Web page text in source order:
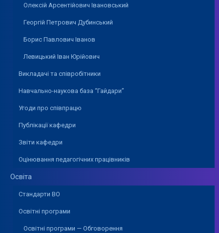
Олексій Арсентійович Івановський
Георгій Петрович Дубинський
Борис Павлович Іванов
Левицький Іван Юрійович
Викладачі та співробітники
Навчально-наукова база “Гайдари”
Угоди про співпрацю
Публікації кафедри
Звіти кафедри
Оцінювання педагогічних працівників
Освіта
Стандарти ВО
Освітні програми
Освітні програми — Обговорення